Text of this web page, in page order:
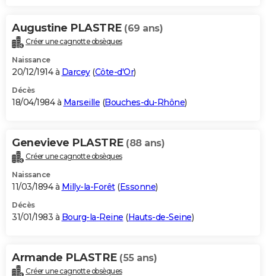
Augustine PLASTRE (69 ans)
Créer une cagnotte obsèques
Naissance
20/12/1914 à Darcey(Côte-d'Or)
Décès
18/04/1984 à Marseille (Bouches-du-Rhône)
Genevieve PLASTRE (88 ans)
Créer une cagnotte obsèques
Naissance
11/03/1894 à Milly-la-Forêt(Essonne)
Décès
31/01/1983 à Bourg-la-Reine (Hauts-de-Seine)
Armande PLASTRE (55 ans)
Créer une cagnotte obsèques